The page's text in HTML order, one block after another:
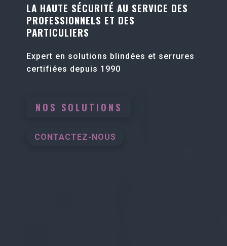
LA HAUTE SÉCURITÉ AU SERVICE DES
PROFESSIONNELS ET DES
PARTICULIERS
Expert en solutions blindées et serrures
certifiées depuis 1990
NOS SOLUTIONS
CONTACTEZ-NOUS